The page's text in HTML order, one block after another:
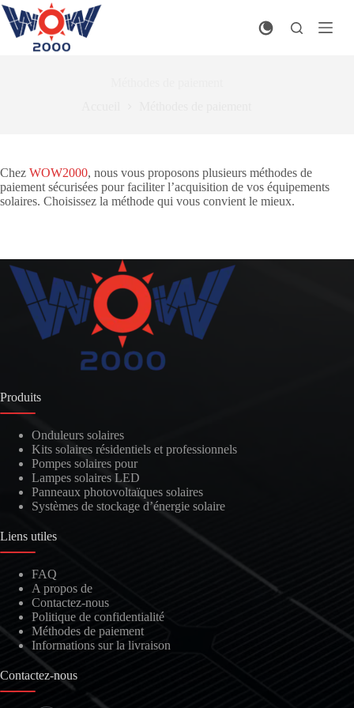
Passer
au
contenu
Chez WOW2000, nous vous proposons plusieurs méthodes de
paiement sécurisées pour faciliter l’acquisition de vos équipements
solaires. Choisissez la méthode qui vous convient le mieux.
Produits
Onduleurs solaires
Kits solaires résidentiels et professionnels
Pompes solaires pour
Lampes solaires LED
Panneaux photovoltaïques solaires
Systèmes de stockage d’énergie solaire
Liens utiles
FAQ
A propos de
Contactez-nous
Politique de confidentialité
Méthodes de paiement
Informations sur la livraison
Contactez-nous